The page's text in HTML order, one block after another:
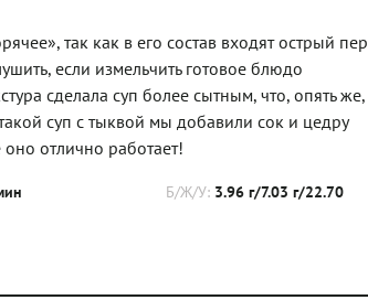
так как в его состав входят острый
если измельчить готовое блюдо
сделала суп более сытным, что, опять же,
суп с тыквой мы добавили сок и цедру
отлично работает!
Б/Ж/У: 3.96 г/7.03 г/22.70